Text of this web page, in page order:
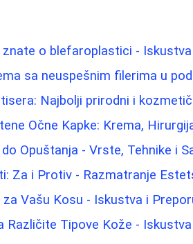
o blefaroplastici -
sa neuspešnim filerima u
Najbolji prirodni i
Očne Kapke: Krema,
Opuštanja - Vrste, Tehnike i
Za i Protiv - Razmatranje
za Vašu Kosu - Iskustva i
Različite Tipove Kože -